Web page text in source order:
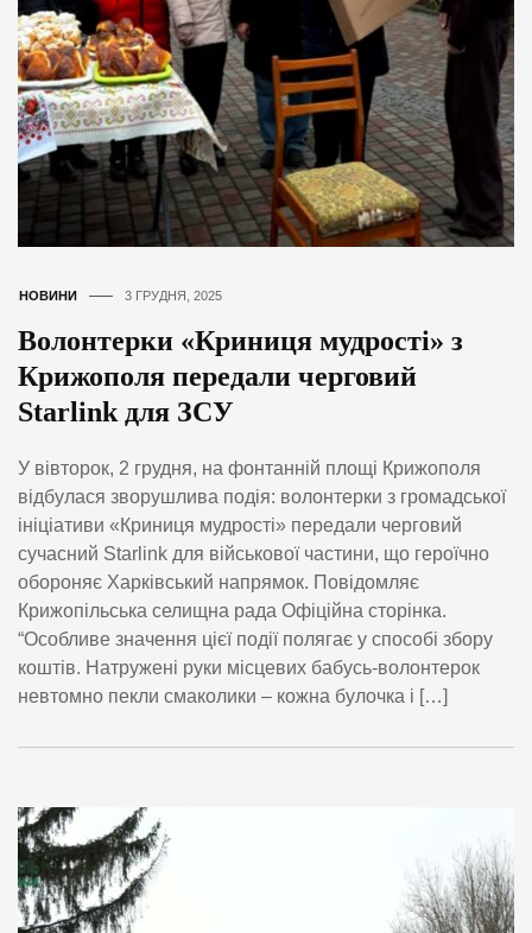
НОВИНИ 3 ГРУДНЯ, 2025
Волонтерки «Криниця мудрості» з
Крижополя передали черговий
Starlink для ЗСУ
У вівторок, 2 грудня, на фонтанній площі Крижополя
відбулася зворушлива подія: волонтерки з громадської
ініціативи «Криниця мудрості» передали черговий
сучасний Starlink для військової частини, що героїчно
обороняє Харківський напрямок. Повідомляє
Крижопільська селищна рада Офіційна сторінка.
“Особливе значення цієї події полягає у способі збору
коштів. Натружені руки місцевих бабусь-волонтерок
невтомно пекли смаколики – кожна булочка і […]